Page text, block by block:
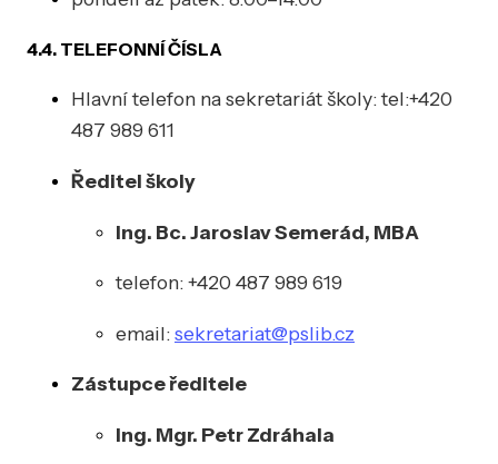
4.4. TELEFONNÍ ČÍSLA
Hlavní telefon na sekretariát školy: tel:+420
487 989 611
Ředitel školy
Ing. Bc. Jaroslav Semerád, MBA
telefon: +420 487 989 619
email:sekretariat@pslib.cz
Zástupce ředitele
Ing. Mgr. Petr Zdráhala